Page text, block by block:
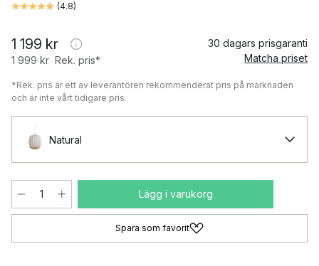
(4.8)
1 199 kr
1 999 kr Rek. pris*
30 dagars prisgaranti
Matcha priset
*Rek. pris är ett av leverantören rekommenderat pris på marknaden
och är inte vårt tidigare pris.
Natural
Lägg i varukorg
Spara som favorit